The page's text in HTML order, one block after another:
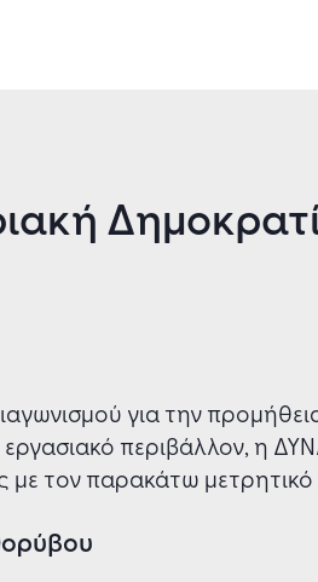
για την
περιβάλλον, η
με τον παρακάτω μετρητικό